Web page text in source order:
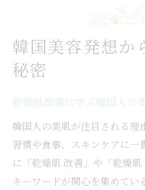
韓国美容発想か
秘密
乾燥肌改善に学ぶ韓国人の
韓国人の美肌が注目される理
習慣や食事、スキンケアに一
に「乾燥肌 改善」や「乾燥
キーワードが関心を集めてい